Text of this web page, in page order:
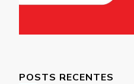
POSTS RECENTES